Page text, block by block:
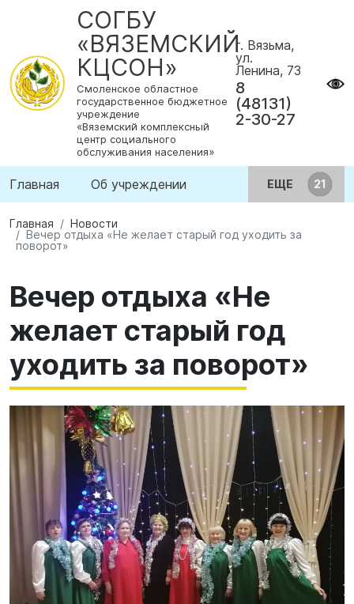
СОГБУ
«ВЯЗЕМСКИЙ
КЦСОН»
Смоленское областное
государственное бюджетное
учреждение
«Вяземский комплексный
центр социального
обслуживания населения»
г. Вязьма,
ул.
Ленина, 73
8
(48131)
2-30-27
Главная Об учреждении ЕЩЕ
Главная
Новости
Вечер отдыха «Не желает старый год уходить за
поворот»
Вечер отдыха «Не
желает старый год
уходить за поворот»